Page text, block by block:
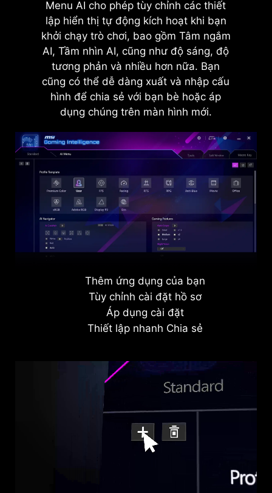
Menu AI cho phép tùy chỉnh các thiết
lập hiển thị tự động kích hoạt khi bạn
khởi chạy trò chơi, bao gồm Tâm ngắm
AI, Tầm nhìn AI, cũng như độ sáng, độ
tương phản và nhiều hơn nữa. Bạn
cũng có thể dễ dàng xuất và nhập cấu
hình để chia sẻ với bạn bè hoặc áp
dụng chúng trên màn hình mới.
Thêm ứng dụng của bạn
Tùy chỉnh cài đặt hồ sơ
Áp dụng cài đặt
Thiết lập nhanh Chia sẻ
Chấm ngắm tự động đổi màu, giúp bạn dễ dàng
nhìn thấy bất cứ lúc nào. Nếu màu của chấm
ngắm trùng với màu nền, việc ngắm bắn sẽ gặp
khó khăn.
Công nghệ AI Vision mới không chỉ có thể làm nổi
bật các chi tiết trong vùng tối mà còn tăng cường
độ sáng tổng thể và độ bão hòa màu sắc, mang
lại sự tươi sáng cho ngày của bạn.